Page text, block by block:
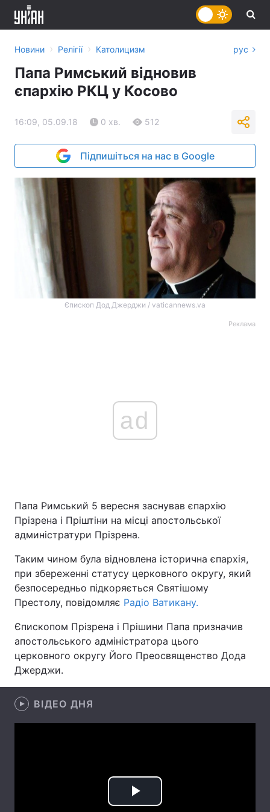
Головна Війна
Економіка Світ
Спорт
Техно і зв'язок
Зброя Інциденти
Погода
Регіони
Новини › Релігії › Католицизм рус
Папа Римський відновив
єпархію РКЦ у Косово
16:09, 05.09.18 0 хв. 512
Підпишіться на нас в Google
Єпископ Дод Джерджи / vaticannews.va
Реклама
ad
Папа Римський 5 вересня заснував єпархію
Прізрена і Пріштіни на місці апостольської
админістратури Прізрена.
Таким чином була відновлена історична єпархія,
при збереженні статусу церковного округу, який
безпосередньо підкоряється Святішому
Престолу, повідомляє Радіо Ватикану.
Єпископом Прізрена і Прішини Папа призначив
апостольського адміністратора цього
церковного округу Його Преосвященство Дода
Джерджи.
ВІДЕО ДНЯ
Play